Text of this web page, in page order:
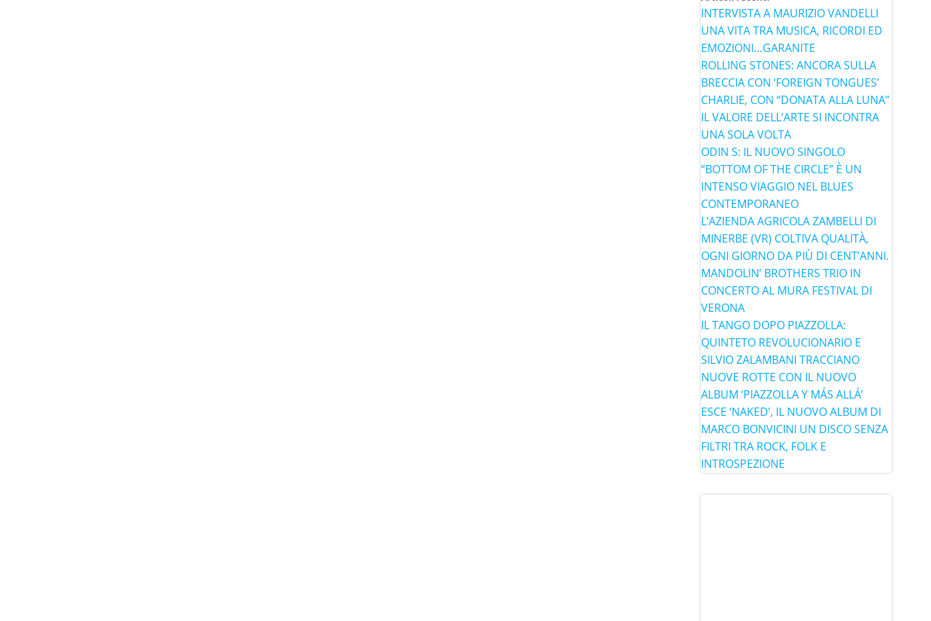
INTERVISTA A MAURIZIO VANDELLI
UNA VITA TRA MUSICA, RICORDI ED
EMOZIONI…GARANITE
ROLLING STONES: ANCORA SULLA
BRECCIA CON ‘FOREIGN TONGUES’
CHARLIE, CON “DONATA ALLA LUNA”
IL VALORE DELL’ARTE SI INCONTRA
UNA SOLA VOLTA
ODIN S: IL NUOVO SINGOLO
“BOTTOM OF THE CIRCLE” È UN
INTENSO VIAGGIO NEL BLUES
CONTEMPORANEO
L’AZIENDA AGRICOLA ZAMBELLI DI
MINERBE (VR) COLTIVA QUALITÀ,
OGNI GIORNO DA PIÙ DI CENT’ANNI.
MANDOLIN’ BROTHERS TRIO IN
CONCERTO AL MURA FESTIVAL DI
VERONA
IL TANGO DOPO PIAZZOLLA:
QUINTETO REVOLUCIONARIO E
SILVIO ZALAMBANI TRACCIANO
NUOVE ROTTE CON IL NUOVO
ALBUM ‘PIAZZOLLA Y MÁS ALLÁ’
ESCE ‘NAKED’, IL NUOVO ALBUM DI
MARCO BONVICINI UN DISCO SENZA
FILTRI TRA ROCK, FOLK E
INTROSPEZIONE